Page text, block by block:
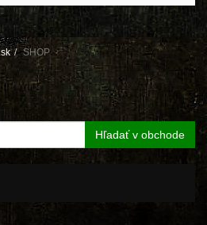
SHOP
Hľadať v obchode